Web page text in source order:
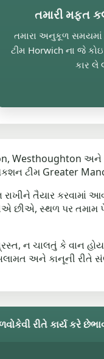
તમારી મફત
તમારા અનુકૂળ સમયમાં
ટીમ Horwich ના જે
કાર
Westhoughton
ટીમ Greater
રાખીને તૈયાર
છીએ, સ્થળ પર
ન ચાલતું કે
અને કાનૂની રીતે
કેવી રીતે કાર્ય કરે છે